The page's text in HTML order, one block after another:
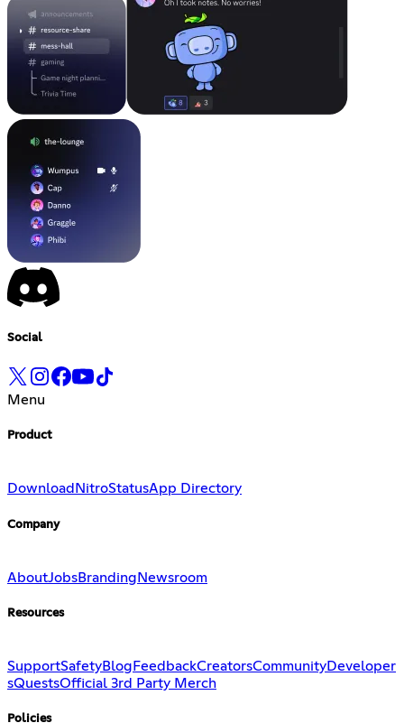
Social
Menu
Product
Download NitroStatusApp Directory
Company
AboutJobsBranding Newsroom
Resources
SupportSafetyBlog FeedbackCreatorsCommunityDeveloper
sQuestsOfficial 3rd Party Merch
Policies